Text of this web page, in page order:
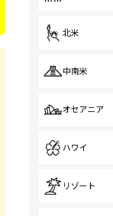
北米
中南米
オセアニア
ハワイ
リゾート